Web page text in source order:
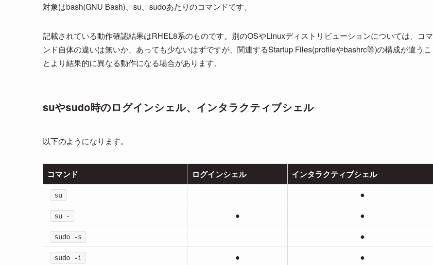
対象はbash(GNU Bash)、su、sudoあたりのコマンドです。
記載されている動作確認結果はRHEL8系のものです。別のOSやLinuxディストリビューションについては、コマ
ンド自体の違いは無いか、あっても少ないはずですが、関連するStartup Files(profileやbashrc等)の構成が違うこ
とより結果的に異なる動作になる場合があります。
suやsudo時のログインシェル、インタラクティブシェル
以下のようになります。
コマンド ログインシェル インタラクティブシェル
su ●
su - ● ●
sudo -s ●
sudo -i ● ●